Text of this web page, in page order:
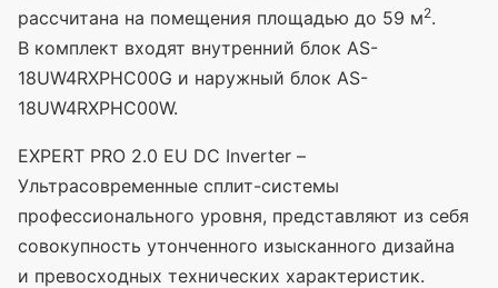
рассчитана на помещения площадью до 59 м2.
В комплект входят внутренний блок AS-
18UW4RXPHC00G и наружный блок AS-
18UW4RXPHC00W.
EXPERT PRO 2.0 EU DC Inverter –
Ультрасовременные сплит-системы
профессионального уровня, представляют из себя
совокупность утонченного изысканного дизайна
и превосходных технических характеристик.